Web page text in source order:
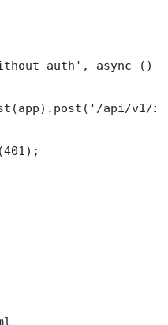
auth', async ()
api/v1/